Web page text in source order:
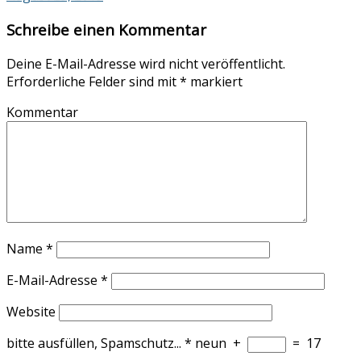
Schreibe einen Kommentar
Deine E-Mail-Adresse wird nicht veröffentlicht.
Erforderliche Felder sind mit* markiert
Kommentar
Name *
E-Mail-Adresse *
Website
bitte ausfüllen, Spamschutz... * neun + = 17